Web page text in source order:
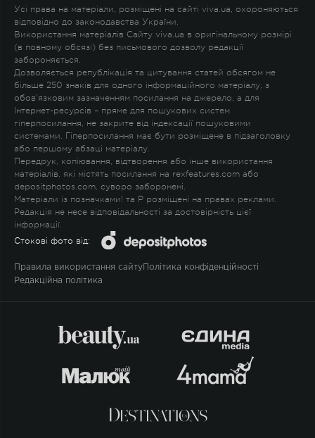
Усі права на матеріали, розміщені на сайті viva.ua, охороняються
відповідно до законодавства України.
Використання матеріалів Сайту viva.ua в оригінальному розмірі
(в повному обсязі) без письмового дозволу редакції
забороняється.
Дозволяється републікація та цитування статей обсягом не
більше 250 знаків для одного інформаційного матеріалу, з
обов'язковим зазначенням посилання на джерело, а для
Інтернет-ресурсів – пряме для пошукових систем
гіперпосилання, не закрите від індексації пошуковими
системами. Гіперпосилання має бути розміщене в підзаголовку
або першому абзаці матеріалу.
Передрук, копіювання, відтворення або інше використання
матеріалів, які містять посилання на rexfeatures.com або
depositphotos.com, суворо заборонені.
Матеріали із позначками! та P розміщені на правах реклами.
Редакція не несе відповідальності за достовірність цієї
інформації.
Стокові фото від:
Правила використання сайту Політика конфіденційності
Редакційна політика